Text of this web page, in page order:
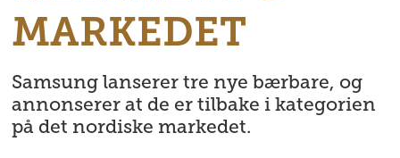
MARKEDET
Samsung lanserer tre nye bærbare, og
annonserer at de er tilbake i kategorien
på det nordiske markedet.